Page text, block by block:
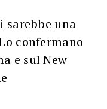
sarebbe una
confermano
e sul New